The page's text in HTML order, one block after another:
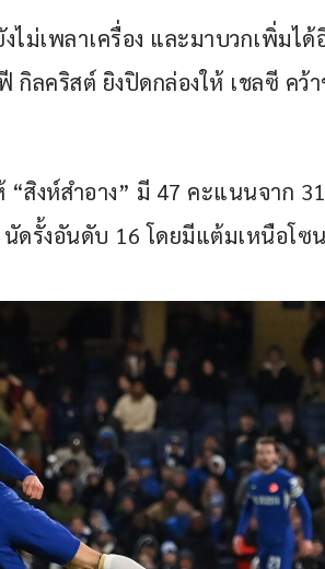
ไม่เพลาเครื่อง และมาบวกเพิ่มไ
กิลคริสต์ ยิงปิดกล่องให้ เชลซี คว้
สิงห์สำอาง” มี 47 คะแนนจาก
ดรั้งอันดับ 16 โดยมีแต้มเหนือโ